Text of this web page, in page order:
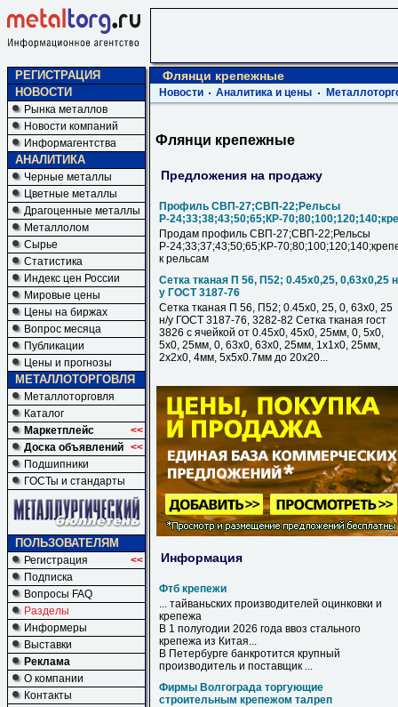
РЕГИСТРАЦИЯ
НОВОСТИ
Рынка металлов
Новости компаний
Информагентства
АНАЛИТИКА
Черные металлы
Цветные металлы
Драгоценные металлы
Металлолом
Сырье
Статистика
Индекс цен России
Мировые цены
Цены на биржах
Вопрос месяца
Публикации
Цены и прогнозы
МЕТАЛЛОТОРГОВЛЯ
Металлоторговля
Каталог
Маркетплейс
<<
Доска объявлений <<
Подшипники
ГОСТы и стандарты
ПОЛЬЗОВАТЕЛЯМ
Регистрация
<<
Подписка
Вопросы FAQ
Разделы
Информеры
Выставки
Реклама
О компании
Контакты
Флянци крепежные
Новости Аналитика и цены
Флянци крепежные
Предложения на продажу
Профиль СВП-27;СВП-22;Рельсы
Р-24;33;38;43;50;65;КР-
Продам профиль СВП-27;СВП-22;Рельсы
Р-24;33;37;43;50;65;КР-
к рельсам
Сетка тканая П 56, П52; 0.45х0,25, 0,63х0,25
у ГОСТ 3187-76
Сетка тканая П 56, П52; 0.45х0, 25, 0, 63х0, 25
н/у ГОСТ 3187-76, 3282-82 Сетка тканая гост
3826 с ячейкой от 0.45х0, 45х0, 25мм, 0, 5х0,
5х0, 25мм, 0, 63х0, 63х0, 25мм, 1х1х0, 25мм,
2х2х0, 4мм, 5х5х0.7мм до 20х20...
Информация
Фтб крепежи
... тайваньских производителей оцинковки и
крепежа
В 1 полугодии 2026 года ввоз стального
крепежа из Китая...
В Петербурге банкротится крупный
производитель и поставщик ...
Фирмы Волгограда торгующие
строительным крепежом талреп